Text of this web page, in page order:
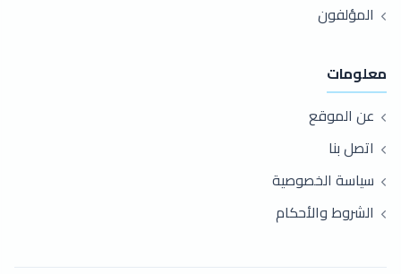
المؤلفون
معلومات
عن الموقع
اتصل بنا
سياسة الخصوصية
الشروط والأحكام